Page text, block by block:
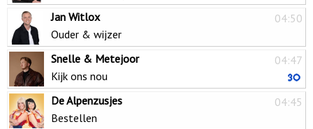
04:50
Jan Witlox
Ouder & wijzer
04:47
Snelle & Metejoor
Kijk ons nou
04:45
De Alpenzusjes
Bestellen